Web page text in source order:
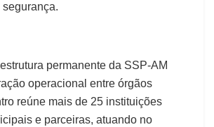
permanente da SSP-AM
operacional entre órgãos
reúne mais de 25 instituições
e parceiras, atuando no